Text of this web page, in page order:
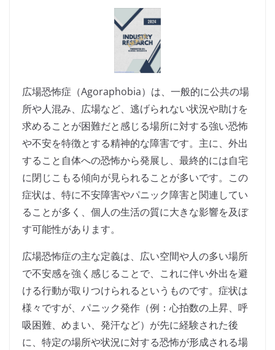
広場恐怖症（Agoraphobia）は、一般的に公共の場
所や人混み、広場など、逃げられない状況や助けを
求めることが困難だと感じる場所に対する強い恐怖
や不安を特徴とする精神的な障害です。主に、外出
すること自体への恐怖から発展し、最終的には自宅
に閉じこもる傾向が見られることが多いです。この
症状は、特に不安障害やパニック障害と関連してい
ることが多く、個人の生活の質に大きな影響を及ぼ
す可能性があります。
広場恐怖症の主な定義は、広い空間や人の多い場所
で不安感を強く感じることで、これに伴い外出を避
ける行動が取りつけられるというものです。症状は
様々ですが、パニック発作（例：心拍数の上昇、呼
吸困難、めまい、発汗など）が先に経験された後
に、特定の場所や状況に対する恐怖が形成される場